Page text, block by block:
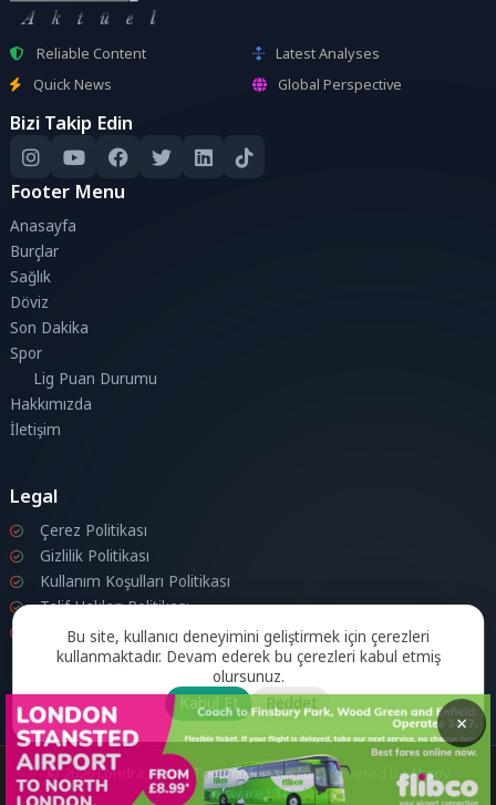
Reliable Content
Latest Analyses
Quick News
Global Perspective
Bizi Takip Edin
Footer Menu
Anasayfa
Burçlar
Sağlık
Döviz
Son Dakika
Spor
Lig Puan Durumu
Hakkımızda
İletişim
Legal
Çerez Politikası
Gizlilik Politikası
Kullanım Koşulları Politikası
Telif Hakları Politikası
İletişim
×
© 2026 Londra Aktuel Tüm hakları saklıdır.Powered byAksoy
Software LTD
Bu site, kullanıcı deneyimini geliştirmek için çerezleri
kullanmaktadır. Devam ederek bu çerezleri kabul etmiş
olursunuz.
Kabul Et
Reddet